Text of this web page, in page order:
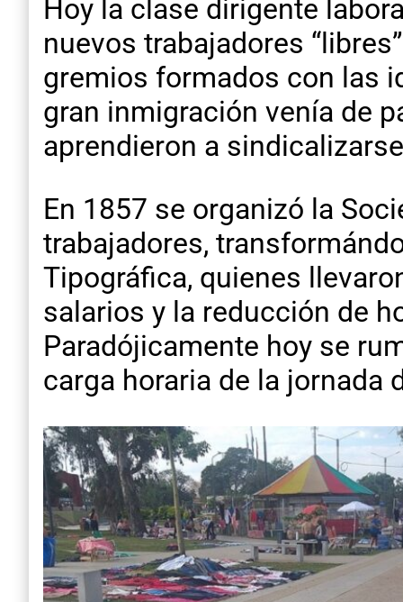
Hoy la clase dirigente
nuevos trabajadores
gremios formados con las
gran inmigración venía de
aprendieron a
En 1857 se organizó la
trabajadores,
Tipográfica, quienes
salarios y la reducción de
Paradójicamente hoy se
carga horaria de la jornada